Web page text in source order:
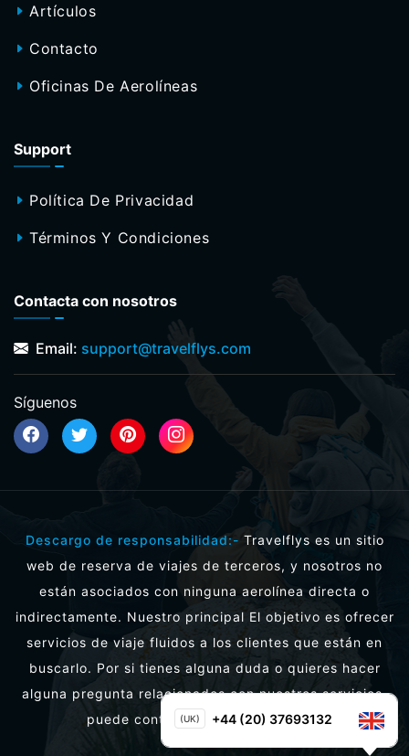
(UK) +44 (20) 37693132
Artículos
Contacto
Oficinas De Aerolíneas
Support
Política De Privacidad
Términos Y Condiciones
Contacta con nosotros
Email: support@travelflys.com
Síguenos
Descargo de responsabilidad:- Travelflys es un sitio
web de reserva de viajes de terceros, y nosotros no
están asociados con ninguna aerolínea directa o
indirectamente. Nuestro principal El objetivo es ofrecer
servicios de viaje fluidos a los clientes que están en
buscarlo. Por si tienes alguna duda o quieres hacer
alguna pregunta relacionados con nuestros servicios,
puede contactarnos directamente.